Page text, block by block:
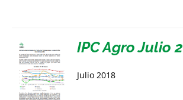
IPC Agro Julio
Julio 2018